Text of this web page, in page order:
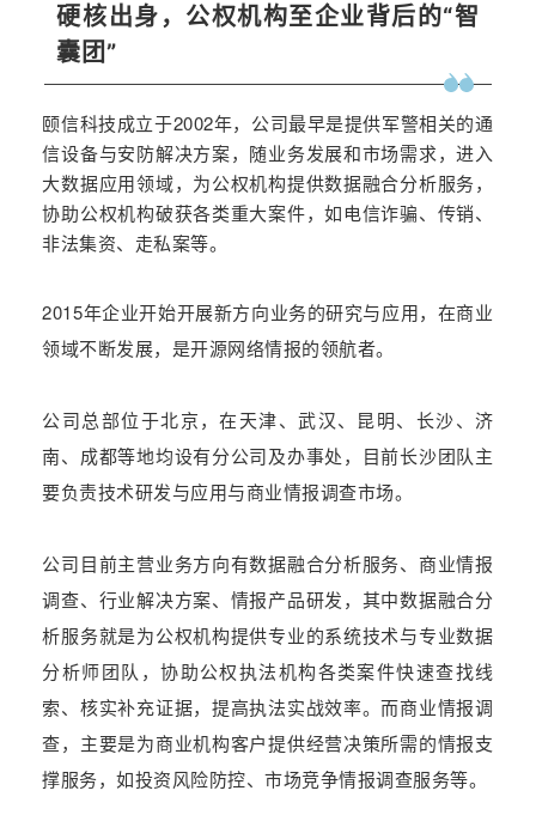
硬核出身，公权机构至企业背后的“智
囊团”
颐信科技成立于2002年，公司最早是提供军警相关的通
信设备与安防解决方案，随业务发展和市场需求，进入
大数据应用领域，为公权机构提供数据融合分析服务，
协助公权机构破获各类重大案件，如电信诈骗、传销、
非法集资、走私案等。
2015年企业开始开展新方向业务的研究与应用，在商业
领域不断发展，是开源网络情报的领航者。
公司总部位于北京，在天津、武汉、昆明、长沙、济
南、成都等地均设有分公司及办事处，目前长沙团队主
要负责技术研发与应用与商业情报调查市场。
公司目前主营业务方向有数据融合分析服务、商业情报
调查、行业解决方案、情报产品研发，其中数据融合分
析服务就是为公权机构提供专业的系统技术与专业数据
分析师团队，协助公权执法机构各类案件快速查找线
索、核实补充证据，提高执法实战效率。而商业情报调
查，主要是为商业机构客户提供经营决策所需的情报支
撑服务，如投资风险防控、市场竞争情报调查服务等。